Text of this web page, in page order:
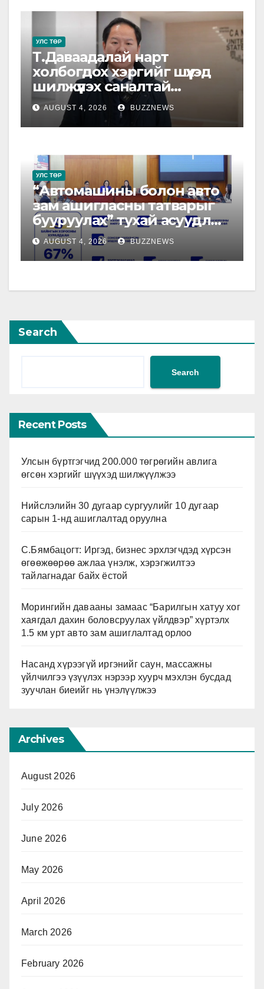
УЛС ТӨР
Т.Даваадалай нарт
холбогдох хэргийг шүүхэд
шилжүүлэх саналтай
прокурорын байгууллагад
шилжүүлжээ
AUGUST 4, 2026 BUZZNEWS
УЛС ТӨР
“Автомашины болон авто
зам ашигласны татварыг
бууруулах” тухай асуудлыг
намрын чуулганаар
хэлэлцэнэ
AUGUST 4, 2026 BUZZNEWS
Search
Search
Recent Posts
Улсын бүртгэгчид 200.000 төгрөгийн авлига
өгсөн хэргийг шүүхэд шилжүүлжээ
Нийслэлийн 30 дугаар сургуулийг 10 дугаар
сарын 1-нд ашиглалтад оруулна
С.Бямбацогт: Иргэд, бизнес эрхлэгчдэд хүрсэн
өгөөжөөрөө ажлаа үнэлж, хэрэгжилтээ
тайлагнадаг байх ёстой
Морингийн давааны замаас “Барилгын хатуу хог
хаягдал дахин боловсруулах үйлдвэр” хүртэлх
1.5 км урт авто зам ашиглалтад орлоо
Насанд хүрээгүй иргэнийг саун, массажны
үйлчилгээ үзүүлэх нэрээр хуурч мэхлэн бусдад
зуучлан биеийг нь үнэлүүлжээ
Archives
August 2026
July 2026
June 2026
May 2026
April 2026
March 2026
February 2026